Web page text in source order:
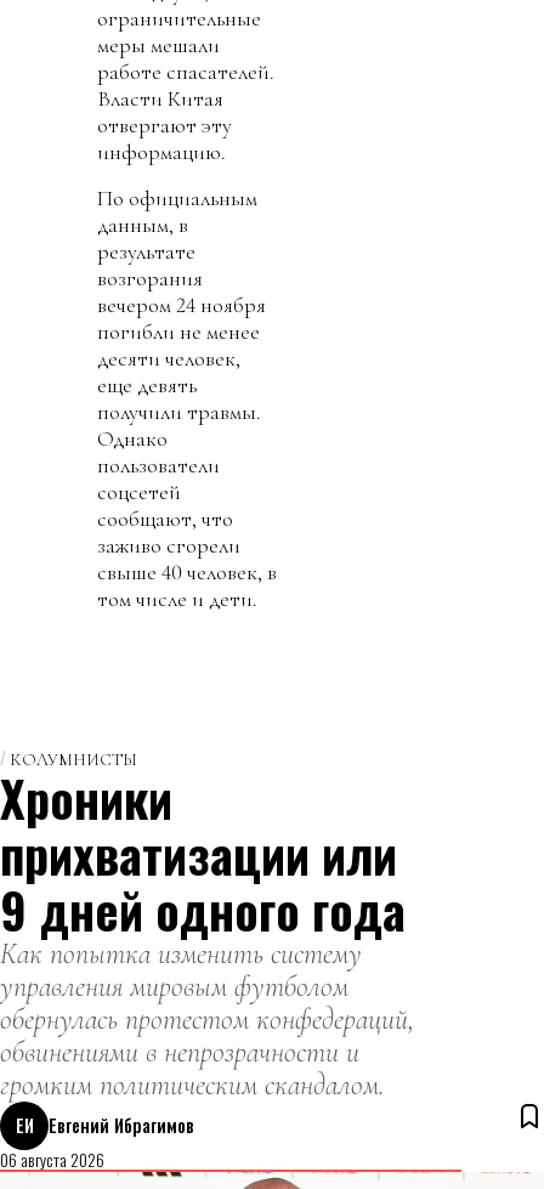
ограничительные
меры мешали
работе спасателей.
Власти Китая
отвергают эту
информацию.
По официальным
данным, в
результате
возгорания
вечером 24 ноября
погибли не менее
десяти человек,
еще девять
получили травмы.
Однако
пользователи
соцсетей
сообщают, что
заживо сгорели
свыше 40 человек, в
том числе и дети.
КОЛУМНИСТЫ
Хроники
прихватизации или
9 дней одного года
Как попытка изменить систему
управления мировым футболом
обернулась протестом конфедераций,
обвинениями в непрозрачности и
громким политическим скандалом.
ЕИ
Евгений Ибрагимов
06 августа 2026